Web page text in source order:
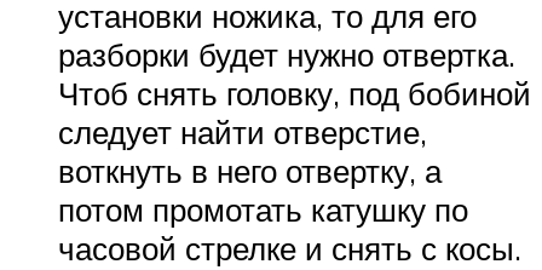
установки ножика, то для его
разборки будет нужно отвертка.
Чтоб снять головку, под бобиной
следует найти отверстие,
воткнуть в него отвертку, а
потом промотать катушку по
часовой стрелке и снять с косы.